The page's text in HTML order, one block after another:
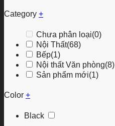
Category +
Chưa phân loại(0)
Nội Thất(68)
Bếp(1)
Nội thất Văn phòng(8)
Sản phẩm mới(1)
Color +
Black